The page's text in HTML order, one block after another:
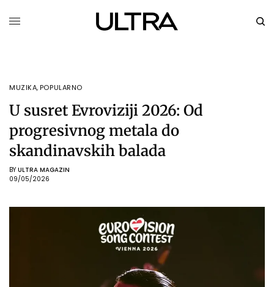
MUZIKA,POPULARNO
U susret Evroviziji 2026: Od
progresivnog metala do
skandinavskih balada
BY ULTRA MAGAZIN
09/05/2026